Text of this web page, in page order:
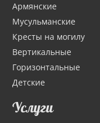
Армянские
Мусульманские
Кресты на могилу
Вертикальные
Горизонтальные
Детские
Услуги